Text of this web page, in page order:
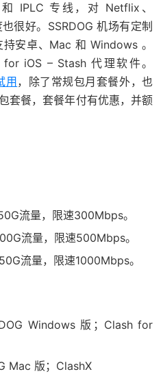
IPLC 专线，对 Netflix、
很好。SSRDOG 机场有定制
安卓、Mac 和 Windows 。
iOS – Stash 代理软件。
用 ，除了常规包月套餐外，也
套餐，套餐年付有优惠，并额
流量，限速300Mbps。
流量，限速500Mbps。
流量，限速1000Mbps。
Windows 版；Clash for
Mac 版；ClashX